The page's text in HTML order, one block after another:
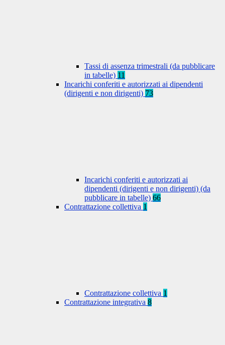
Tassi di assenza trimestrali (da pubblicare
in tabelle) 11
Incarichi conferiti e autorizzati ai dipendenti
(dirigenti e non dirigenti) 73
Incarichi conferiti e autorizzati ai
dipendenti (dirigenti e non dirigenti) (da
pubblicare in tabelle) 66
Contrattazione collettiva 1
Contrattazione collettiva 1
Contrattazione integrativa 8